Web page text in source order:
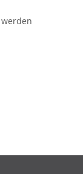
werden